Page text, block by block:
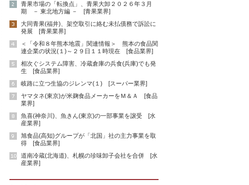
青果市場の「転換点」、青果大卸２０２６年３月
期 － 東北地方編 － [青果業界]
大同青果(福井)、架空取引に絡む未払債務で訴訟に
発展 [青果業界]
＜「令和８年熊本地震」関連情報＞ 熊本の食品関
連企業の状況(１)～２９日１１時現在 [食品業界]
相次ぐシステム障害、冷蔵倉庫の兵食(兵庫)でも発
生 [食品業界]
岐路に立つ生協のジレンマ(１) [スーパー業界]
ヤマタネ(東京)が米麹食品メーカーをＭ＆Ａ [食品
業界]
魚喜(神奈川)、魚きん(東京)の一部事業を譲受 [水
産業界]
旭食品(高知)グループが「北国」社の主力事業を取
得 [食品業界]
道南冷蔵(北海道)、札幌の珍味卸子会社を合併 [水
産業界]